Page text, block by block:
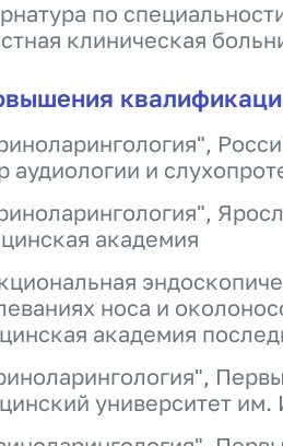
по
клиническая
аудиологии и
академия
носа и
академия
университет